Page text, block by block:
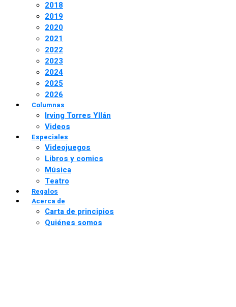
2018
2019
2020
2021
2022
2023
2024
2025
2026
Columnas
Irving Torres Yllán
Videos
Especiales
Videojuegos
Libros y comics
Música
Teatro
Regalos
Acerca de
Carta de principios
Quiénes somos